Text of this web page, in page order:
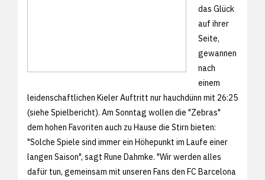
das Glück
auf ihrer
Seite,
gewannen
nach
einem
leidenschaftlichen Kieler Auftritt nur hauchdünn mit 26:25
(siehe Spielbericht). Am Sonntag wollen die "Zebras"
dem hohen Favoriten auch zu Hause die Stirn bieten:
"Solche Spiele sind immer ein Höhepunkt im Laufe einer
langen Saison", sagt Rune Dahmke. "Wir werden alles
dafür tun, gemeinsam mit unseren Fans den FC Barcelona